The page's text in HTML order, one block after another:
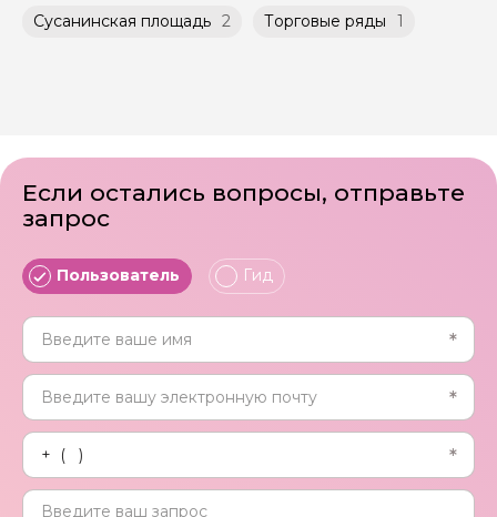
Сусанинская площадь 2 Торговые ряды 1
Если остались вопросы, отправьте
запрос
Пользователь Гид